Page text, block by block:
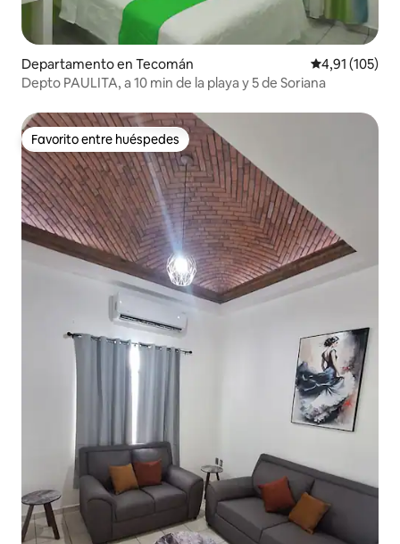
Departamento en Tecomán Calificación
4,91 (105)
Depto PAULITA, a 10 min de la playa y 5 de Soriana
Favorito entre huéspedes
Favorito entre huéspedes